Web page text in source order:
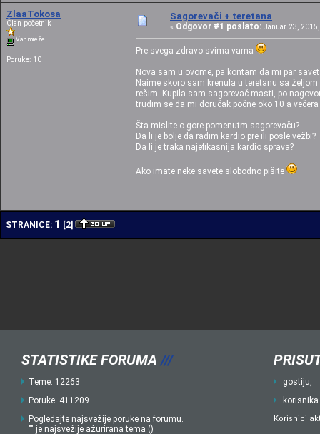
ZlaaTokosa
Član početnik
Van mreže
Poruke: 10
Sagorevači + teretana
« Odgovor #1 poslato: Januar 23,
Pre svega zdravo svima vama
Nova sam u ovome, pa kontam da mi par
Naime skoro sam krenula u teretanu sa
rešim. Kupila sam sagorevač masti, po
trudim se da mi doručak počne oko 10 a
Šta mislite o gore pomenutm sagorevaču?
Da li je bolje da radim kardio pre ili posle vežbi?
Da li je traka najefikasnija kardio sprava?
Ako imate neke savete slobodno pišite
STRANICE: 1 [2]
STATISTIKE FORUMA ///
Teme: 12263
Poruke: 411209
Pogledajte najsvežije poruke na forumu.
"" je najsvežije ažurirana tema ()
gostiju,
korisnika
Korisnici